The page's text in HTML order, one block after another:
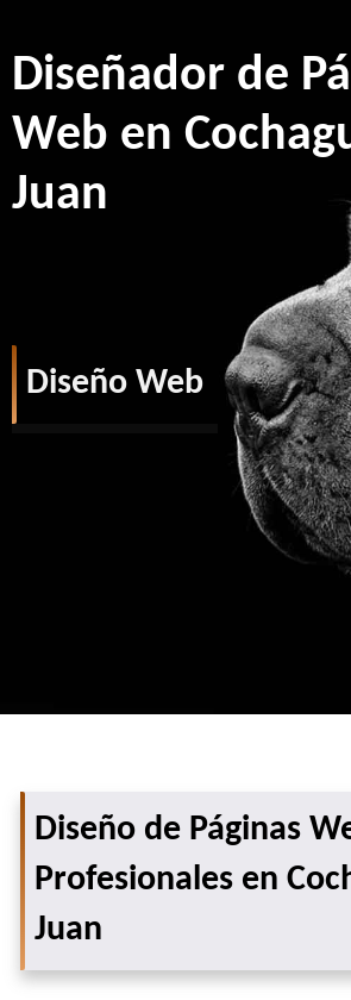
Diseñador de
Web en
Juan
Diseño Web
Diseño de Páginas
Profesionales en
Juan